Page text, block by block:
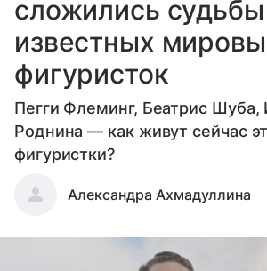
сложились судьбы
известных
фигуристок
Пегги Флеминг, Беатрис Шуба,
Роднина — как живут сейчас
фигуристки?
Александра Ахмадуллина